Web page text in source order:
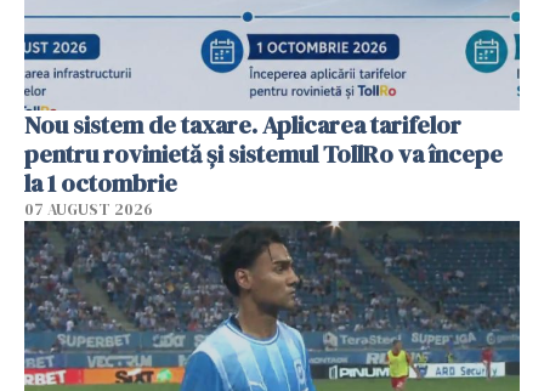
Nou sistem de taxare. Aplicarea tarifelor
pentru rovinietă şi sistemul TollRo va începe
la 1 octombrie
07 AUGUST 2026